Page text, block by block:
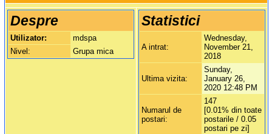
Despre
Utilizator:
mdspa
Nivel:
Grupa mica
Statistici
A intrat:
Wednesday,
November 21,
2018
Ultima vizita:
Sunday,
January 26,
2020 12:48 PM
Numarul de
postari:
147
[0.01% din toate
postarile / 0.05
postari pe zi]